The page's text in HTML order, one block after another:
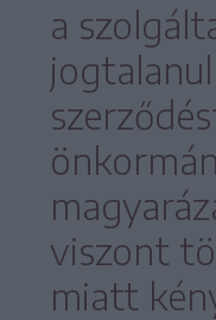
a
viszont
miatt